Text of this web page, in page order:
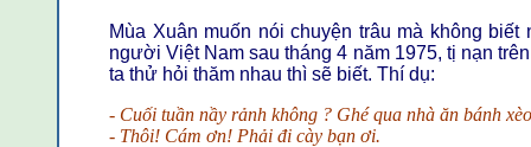
Mùa Xuân muốn nói chuyện trâu mà không
người Việt Nam sau tháng 4 năm 1975, tị nạn
ta thử hỏi thăm nhau thì sẽ biết. Thí dụ:
- Cuối tuần nầy rảnh không ? Ghé qua nhà ăn bánh
- Thôi! Cám ơn! Phải đi cày bạn ơi.